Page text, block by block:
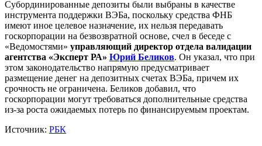
Субординированные депозиты были выбраны в качестве
инструмента поддержки ВЭБа, поскольку средства ФНБ
имеют иное целевое назначение, их нельзя передавать
госкорпорации на безвозвратной основе, счел в беседе с
«Ведомостями» управляющий директор отдела валидации
агентства «Эксперт РА» Юрий Беликов. Он указал, что при
этом законодательство напрямую предусматривает
размещение денег на депозитных счетах ВЭБа, причем их
срочность не ограничена. Беликов добавил, что
госкорпорации могут требоваться дополнительные средства
из-за роста ожидаемых потерь по финансируемым проектам.
Источник: РБК